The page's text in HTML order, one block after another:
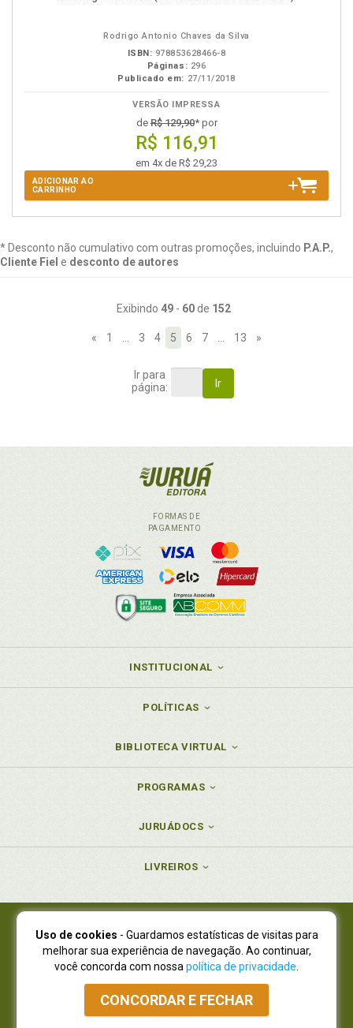
Rodrigo Antonio Chaves da Silva
ISBN: 978853628466-8
Páginas: 296
Publicado em: 27/11/2018
VERSÃO IMPRESSA
deR$ 129,90* por
R$ 116,91
em 4x de R$ 29,23
ADICIONAR AO
CARRINHO
* Desconto não cumulativo com outras promoções, incluindo P.A.P.,
Cliente Fiel e desconto de autores
Exibindo 49- 60de 152
« 1 3 4 5 6 7 13 »
Ir para
página:
Ir
FORMAS DE
PAGAMENTO
INSTITUCIONAL
POLÍTICAS
BIBLIOTECA VIRTUAL
PROGRAMAS
JURUÁDOCS
LIVREIROS
Juruá Editora Ltda., CNPJ 77.535.508/0001-19
Juruá Informática Ltda., CNPJ 01.701.561/0001-80
NOVO ENDEREÇO:R. Flávio Dallegrave, 7665, São Lourenço |
Curitiba - Paraná - CEP 82210-310
Atendimento: (41) 4009-3900|Vendas Atacado: (41) 4009-3939
Atendimento via Whatsapp
Uso de cookies - Guardamos estatísticas de visitas para
melhorar sua experiência de navegação. Ao continuar,
você concorda com nossa política de privacidade
CONCORDAR E FECHAR